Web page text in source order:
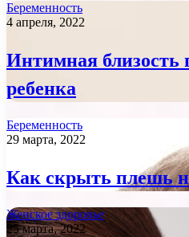
Беременность
4 апреля, 2022
Интимная близость
ребенка
Беременность
29 марта, 2022
Как скрыть плешь
Женское здоровье
25 марта, 2022